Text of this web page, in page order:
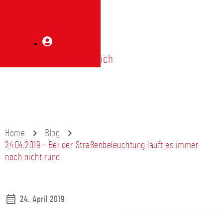
Mitgliederbereich
Home
Blog
24.04.2019 - Bei der Straßenbeleuchtung läuft es immer
noch nicht rund
24. April 2019